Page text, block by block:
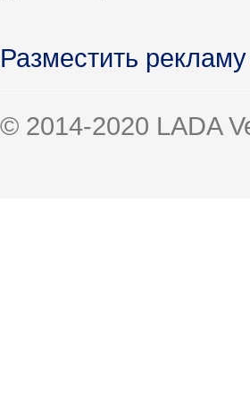
Разместить
© 2014-2020 LADA